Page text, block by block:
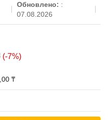
Обновлено: :
07.08.2026
(-7%)
₸